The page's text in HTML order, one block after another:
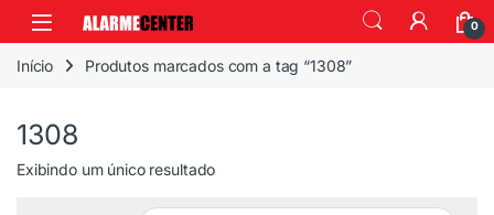
0
Início Produtos marcados com a tag “1308”
1308
Exibindo um único resultado